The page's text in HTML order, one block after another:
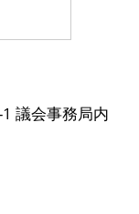
議会事務局内